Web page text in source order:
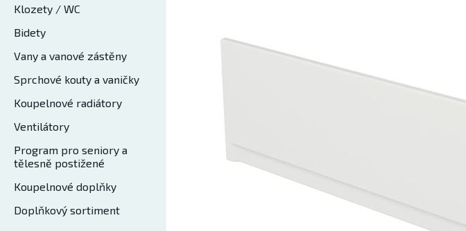
Klozety / WC
Bidety
Vany a vanové zástěny
Sprchové kouty a vaničky
Koupelnové radiátory
Ventilátory
Program pro seniory a
tělesně postižené
Koupelnové doplňky
Doplňkový sortiment